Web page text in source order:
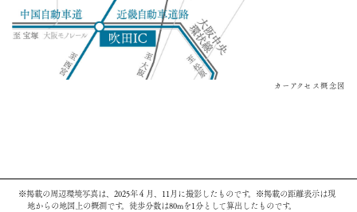
カーアクセス概念図
※掲載の周辺環境写真は、2025年４月、11月に撮影したものです。※掲載の距離表示は現
地からの地図上の概測です。徒歩分数は80mを1分として算出したものです。